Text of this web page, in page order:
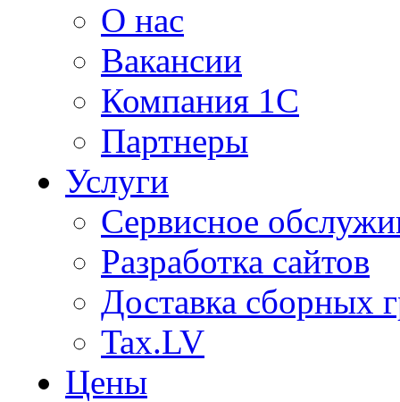
О нас
Вакансии
Компания 1С
Партнеры
Услуги
Сервисное
Разработка сайтов
Доставка сборных
Tax.LV
Цены